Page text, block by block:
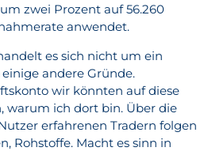
zwei Prozent auf 56.260
anwendet.
es sich nicht um ein
andere Gründe.
wir könnten auf diese
warum ich dort bin. Über die
erfahrenen Tradern folgen
Rohstoffe. Macht es sinn in